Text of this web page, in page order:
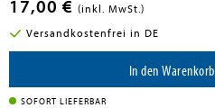
17,00 € (inkl. MwSt.)
Versandkostenfrei in DE
In den Warenkorb
SOFORT LIEFERBAR